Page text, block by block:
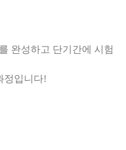
완성하고 단기간에 시험
정입니다!